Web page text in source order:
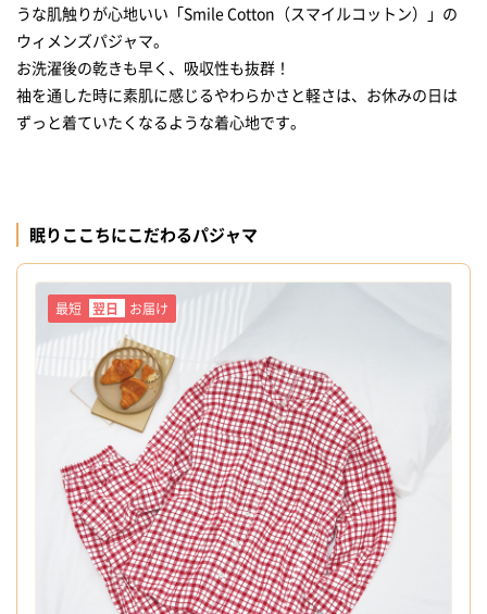
うな肌触りが心地いい「Smile Cotton（スマイルコットン）」の
ウィメンズパジャマ。
お洗濯後の乾きも早く、吸収性も抜群！
袖を通した時に素肌に感じるやわらかさと軽さは、お休みの日は
ずっと着ていたくなるような着心地です。
眠りここちにこだわるパジャマ
最短 翌日 お届け